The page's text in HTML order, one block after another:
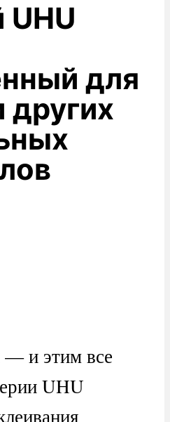
UHU
для
других
— и этим все
UHU